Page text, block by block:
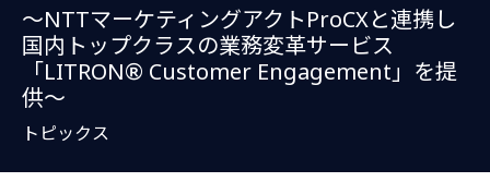
～NTTマーケティングアクトProCXと連携し
国内トップクラスの業務変革サービス
「LITRON® Customer Engagement」を提
供～
トピックス